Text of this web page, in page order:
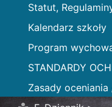
Statut,
Kalendarz szkoły
Program
STANDARDY
Zasady oceniania